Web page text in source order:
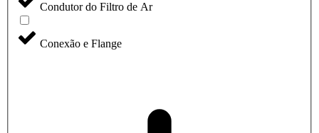
Condutor do Filtro de Ar
Conexão e Flange